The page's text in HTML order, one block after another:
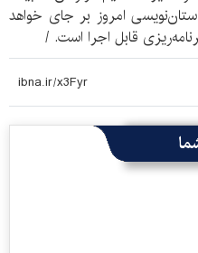
امروز بر جای خواهد
قابل اجرا است. /